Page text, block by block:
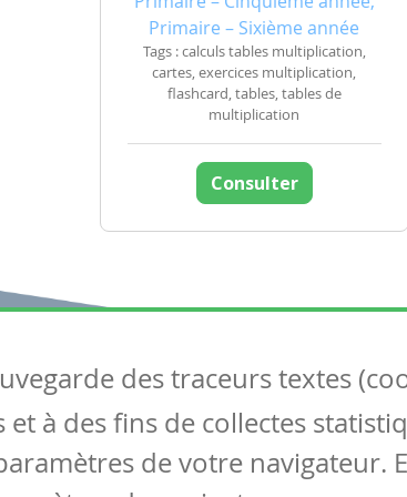
Primaire – Sixième année
Tags : calculs tables multiplication,
cartes, exercices multiplication,
flashcard, tables, tables de
multiplication
Consulter
Articles
Tous les articles
Articles DYS
des traceurs textes
à des fins de collectes
de votre